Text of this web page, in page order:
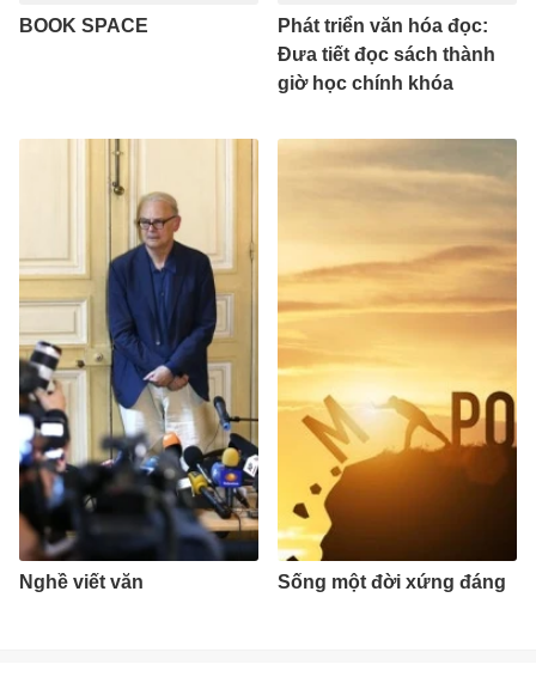
BOOK SPACE
Phát triển văn hóa đọc:
Đưa tiết đọc sách thành
giờ học chính khóa
Nghề viết văn Sống một đời xứng đáng